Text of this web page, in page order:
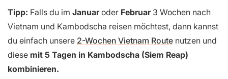
Tipp: Falls du im Januaroder Februar 3 Wochen nach
Vietnam und Kambodscha reisen möchtest, dann kannst
du einfach unsere 2-Wochen Vietnam Route nutzen und
diese mit 5 Tagen in Kambodscha (Siem Reap)
kombinieren.